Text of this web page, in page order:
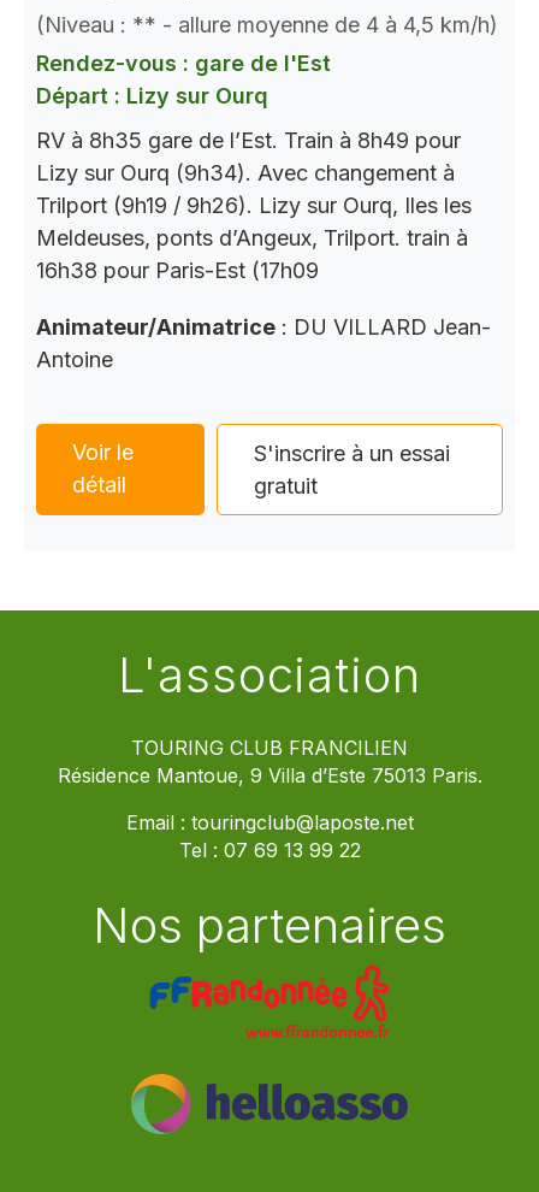
(Niveau : ** - allure moyenne de 4 à 4,5 km/h)
Rendez-vous : gare de l'Est
Départ : Lizy sur Ourq
RV à 8h35 gare de l’Est. Train à 8h49 pour
Lizy sur Ourq (9h34). Avec changement à
Trilport (9h19 / 9h26). Lizy sur Ourq, Iles les
Meldeuses, ponts d’Angeux, Trilport. train à
16h38 pour Paris-Est (17h09
Animateur/Animatrice : DU VILLARD Jean-
Antoine
Voir le
détail
S'inscrire à un essai
gratuit
L'association
TOURING CLUB FRANCILIEN
Résidence Mantoue, 9 Villa d’Este 75013 Paris.
Email : touringclub@laposte.net
Tel : 07 69 13 99 22
Nos partenaires